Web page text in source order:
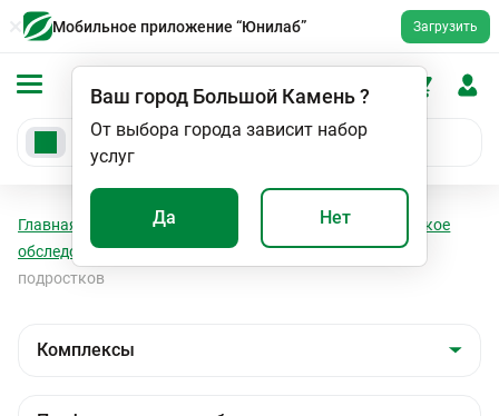
Мобильное приложение “Юнилаб” Загрузить
Ваш город Большой Камень?
От выбора города зависит набор
услуг
Да Нет
Главная Анализы
Профилактическое
обследование
Профилактическое обследование для
подростков